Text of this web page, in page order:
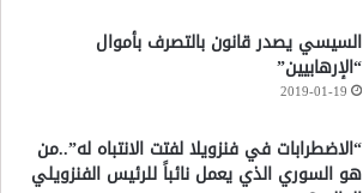
السيسي يصدر قانون بالتصرف بأموال
“الإرهابيين”
2019-01-19
“الاضطرابات في فنزويلا لفتت الانتباه له”..من
هو السوري الذي يعمل نائباً للرئيس الفنزويلي